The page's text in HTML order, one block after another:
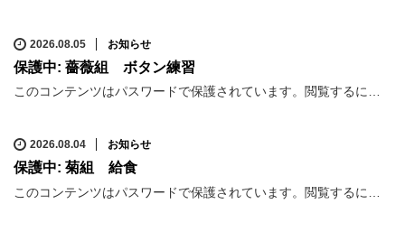
2026.08.05 お知らせ
保護中: 薔薇組 ボタン練習
このコンテンツはパスワードで保護されています。閲覧するに…
2026.08.04 お知らせ
保護中: 菊組 給食
このコンテンツはパスワードで保護されています。閲覧するに…